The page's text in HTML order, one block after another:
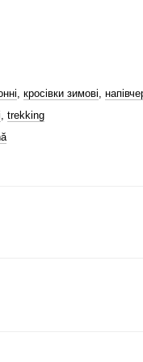
, кросівки зимові,
, trekking